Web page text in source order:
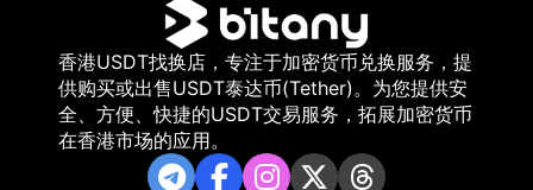
香港USDT找换店，专注于加密货币兑换服务，提
供购买或出售USDT泰达币(Tether)。为您提供安
全、方便、快捷的USDT交易服务，拓展加密货币
在香港市场的应用。